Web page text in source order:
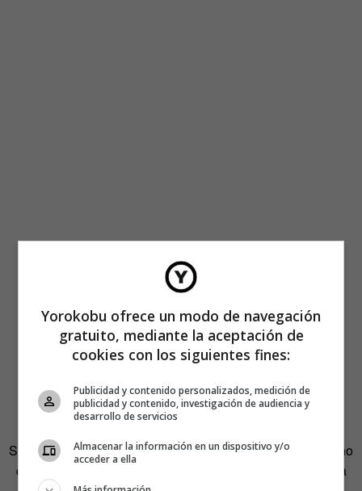
Siguiendo un ordenrandomque dirían los modernos que no
quieren decir aleatorio, continuamos con
. Huelga
Yorokobu ofrece un modo de navegación
gratuito, mediante la aceptación de
cookies con los siguientes fines:
Publicidad y contenido personalizados, medición de
publicidad y contenido, investigación de audiencia y
desarrollo de servicios
Almacenar la información en un dispositivo y/o
acceder a ella